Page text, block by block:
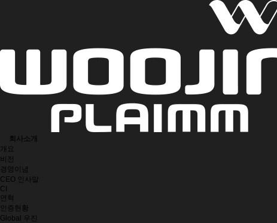
회사소개
개요
비전
경영이념
CEO 인사말
CI
연혁
인증현황
Global 우진